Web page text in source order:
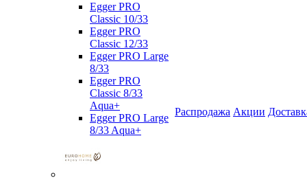
Egger PRO
Classic 10/33
Egger PRO
Classic 12/33
Egger PRO Large
8/33
Egger PRO
Classic 8/33
Aqua+
Egger PRO Large
8/33 Aqua+
Распродажа Акции